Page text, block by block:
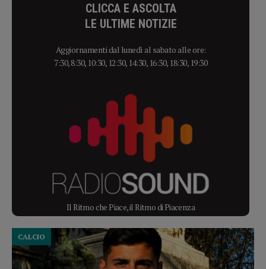
CLICCA E ASCOLTA
LE ULTIME NOTIZIE
Aggiornamenti dal lunedì al sabato alle ore:
7:30, 8:30, 10:30, 12:30, 14:30, 16:30, 18:30, 19:30
Il Ritmo che Piace, il Ritmo di Piacenza
CALCIO